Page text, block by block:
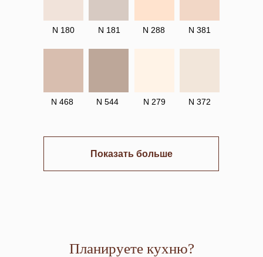
N 279
N 544
N 468
N 381
N 288
N 181
N 180
N 372
Показать больше
Планируете кухню?